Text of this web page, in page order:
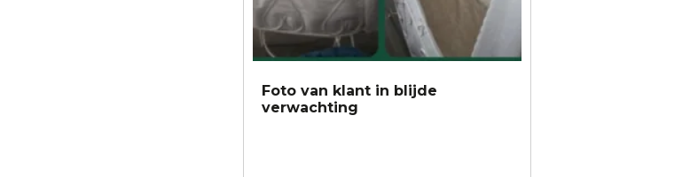
Foto van klant in blijde
verwachting